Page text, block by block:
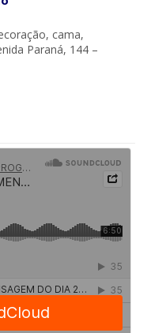
cama,
Paraná, 144 –